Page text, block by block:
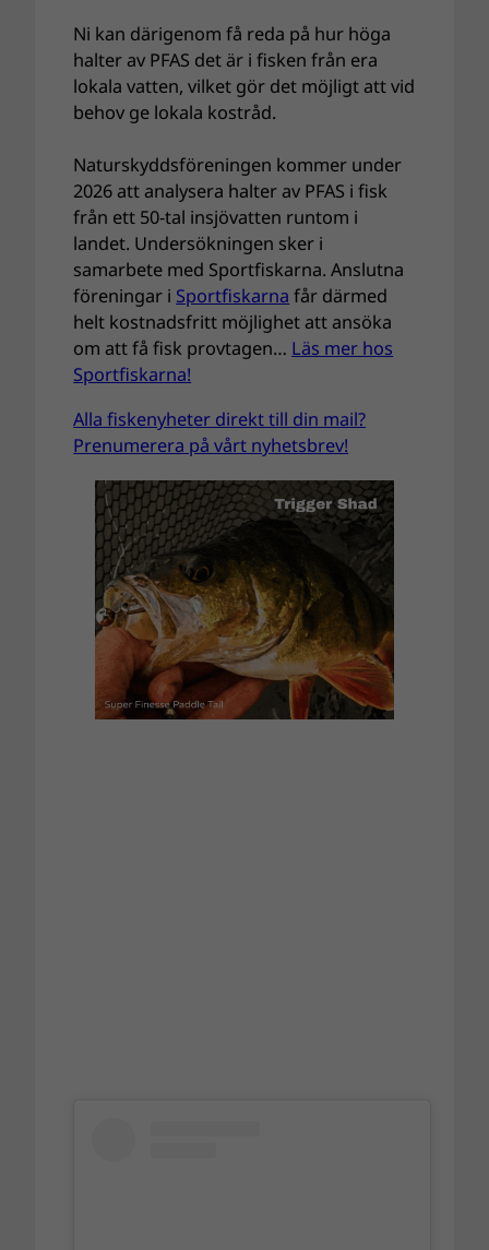
Ni kan därigenom få reda på hur höga
halter av PFAS det är i fisken från era
lokala vatten, vilket gör det möjligt att vid
behov ge lokala kostråd.
Naturskyddsföreningen kommer under
2026 att analysera halter av PFAS i fisk
från ett 50-tal insjövatten runtom i
landet. Undersökningen sker i
samarbete med Sportfiskarna. Anslutna
föreningar i Sportfiskarna får därmed
helt kostnadsfritt möjlighet att ansöka
om att få fisk provtagen… Läs mer hos
Sportfiskarna!
Alla fiskenyheter direkt till din mail?
Prenumerera på vårt nyhetsbrev!